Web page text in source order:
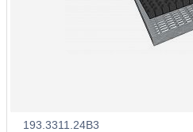
193.3311.24B3